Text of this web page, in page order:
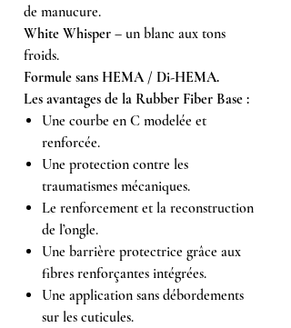
de manucure.
White Whisper – un blanc aux tons
froids.
Formule sans HEMA / Di-HEMA.
Les avantages de la Rubber Fiber Base :
Une courbe en C modelée et
renforcée.
Une protection contre les
traumatismes mécaniques.
Le renforcement et la reconstruction
de l’ongle.
Une barrière protectrice grâce aux
fibres renforçantes intégrées.
Une application sans débordements
sur les cuticules.